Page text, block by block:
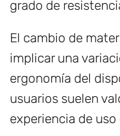
grado de
El cambio de
implicar una
ergonomía del
usuarios suelen
experiencia de uso